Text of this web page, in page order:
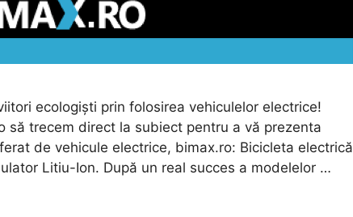
ecologiști prin folosirea vehiculelor electrice!
să trecem direct la subiect pentru a vă prezenta
de vehicule electrice, bimax.ro: Bicicleta electrică
Litiu-Ion. După un real succes a modelelor …